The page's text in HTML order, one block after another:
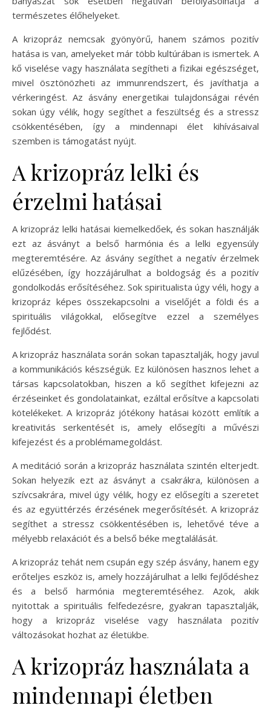
természetes élőhelyeket.
A krizopráz nemcsak gyönyörű, hanem számos pozitív
hatása is van, amelyeket már több kultúrában is ismertek. A
kő viselése vagy használata segítheti a fizikai egészséget,
mivel ösztönözheti az immunrendszert, és javíthatja a
vérkeringést. Az ásvány energetikai tulajdonságai révén
sokan úgy vélik, hogy segíthet a feszültség és a stressz
csökkentésében, így a mindennapi élet kihívásaival
szemben is támogatást nyújt.
A krizopráz lelki és
érzelmi hatásai
A krizopráz lelki hatásai kiemelkedőek, és sokan használják
ezt az ásványt a belső harmónia és a lelki egyensúly
megteremtésére. Az ásvány segíthet a negatív érzelmek
elűzésében, így hozzájárulhat a boldogság és a pozitív
gondolkodás erősítéséhez. Sok spiritualista úgy véli, hogy a
krizopráz képes összekapcsolni a viselőjét a földi és a
spirituális világokkal, elősegítve ezzel a személyes
fejlődést.
A krizopráz használata során sokan tapasztalják, hogy javul
a kommunikációs készségük. Ez különösen hasznos lehet a
társas kapcsolatokban, hiszen a kő segíthet kifejezni az
érzéseinket és gondolatainkat, ezáltal erősítve a kapcsolati
kötelékeket. A krizopráz jótékony hatásai között említik a
kreativitás serkentését is, amely elősegíti a művészi
kifejezést és a problémamegoldást.
A meditáció során a krizopráz használata szintén elterjedt.
Sokan helyezik ezt az ásványt a csakrákra, különösen a
szívcsakrára, mivel úgy vélik, hogy ez elősegíti a szeretet
és az együttérzés érzésének megerősítését. A krizopráz
segíthet a stressz csökkentésében is, lehetővé téve a
mélyebb relaxációt és a belső béke megtalálását.
A krizopráz tehát nem csupán egy szép ásvány, hanem egy
erőteljes eszköz is, amely hozzájárulhat a lelki fejlődéshez
és a belső harmónia megteremtéséhez. Azok, akik
nyitottak a spirituális felfedezésre, gyakran tapasztalják,
hogy a krizopráz viselése vagy használata pozitív
változásokat hozhat az életükbe.
A krizopráz használata a
mindennapi életben